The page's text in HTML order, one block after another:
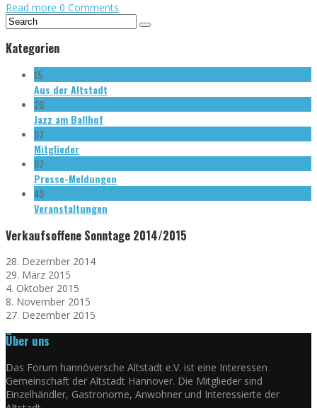
Read more 0 Comments
Kategorien
15
Aus der Altstadt
20
Jazz am Ballhof
07
Mitglieder
07
Presse-Meldungen
49
Veranstaltungen
Verkaufsoffene Sonntage 2014/2015
28. Dezember 2014
29. März 2015
4. Oktober 2015
8. November 2015
27. Dezember 2015
Über uns
Das Forum hannöversche Altstadt e.V. ist eine Interessen
Gemeinschaft der Altstadt Hannover. Die Mitglieder sind
Einzelhändler, Gastronome, Anwohner und Interessierte der